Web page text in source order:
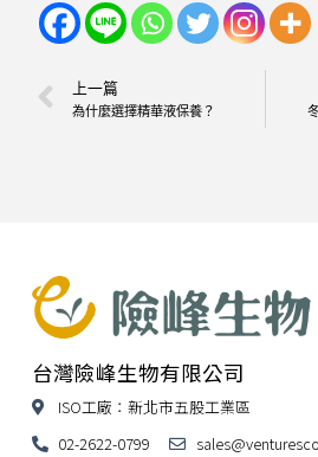
上一篇
為什麼選擇精華液保養？
台灣險峰生物有限公司
ISO工廠：新北市五股工業區
02-2622-0799